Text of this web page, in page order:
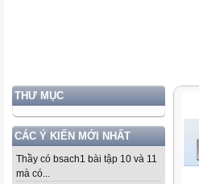
THƯ MỤC
CÁC Ý KIẾN MỚI NHẤT
Thầy có bsach1 bài tập 10 và 11
mà có...